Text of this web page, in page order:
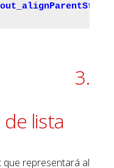
3.
lista
representará al